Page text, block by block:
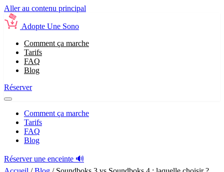
Aller au contenu principal
Adopte Une Sono
Comment ça marche
Tarifs
FAQ
Blog
Réserver
Comment ça marche
Tarifs
FAQ
Blog
Réserver une enceinte 🔊